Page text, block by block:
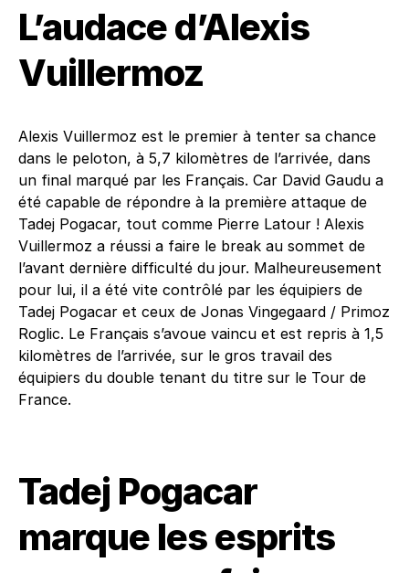
L’audace d’Alexis
Vuillermoz
Alexis Vuillermoz est le premier à tenter sa chance
dans le peloton, à 5,7 kilomètres de l’arrivée, dans
un final marqué par les Français. Car David Gaudu a
été capable de répondre à la première attaque de
Tadej Pogacar, tout comme Pierre Latour ! Alexis
Vuillermoz a réussi a faire le break au sommet de
l’avant dernière difficulté du jour. Malheureusement
pour lui, il a été vite contrôlé par les équipiers de
Tadej Pogacar et ceux de Jonas Vingegaard / Primoz
Roglic. Le Français s’avoue vaincu et est repris à 1,5
kilomètres de l’arrivée, sur le gros travail des
équipiers du double tenant du titre sur le Tour de
France.
Tadej Pogacar
marque les esprits